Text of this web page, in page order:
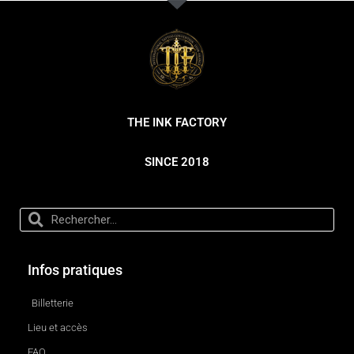
THE INK FACTORY
SINCE 2018
Infos pratiques
Billetterie
Lieu et accès